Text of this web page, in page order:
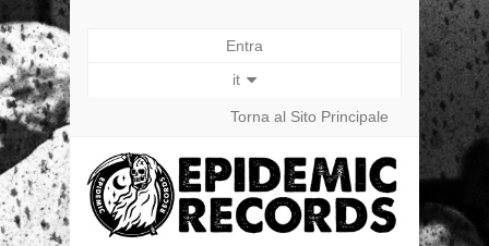
Entra
it
Torna al Sito Principale